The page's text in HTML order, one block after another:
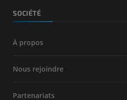
SOCIÉTÉ
À propos
Nous rejoindre
Partenariats